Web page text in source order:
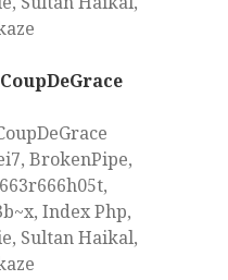
BrokenPipe,
Index Php,
Sultan Haikal,